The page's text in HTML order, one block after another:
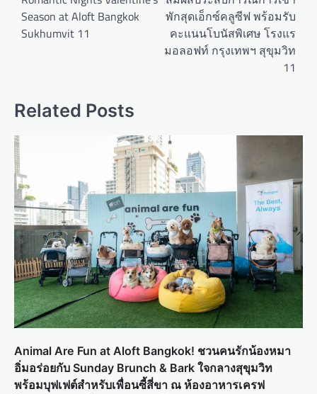
i
g
a
t
i
o
n
Season at Aloft Bangkok
Sukhumvit 11
พักสุดเอ็กซ์คลูซีฟ พร้อมรับ
คะแนนโบนัสพิเศษ โรงแร
มอลอฟท์ กรุงเทพฯ สุขุมวิท
11
Related Posts
Animal Are Fun at Aloft Bangkok! ชวนคนรักน้องหมา
อิ่มอร่อยกับ Sunday Brunch & Bark ใจกลางสุขุมวิท
พร้อมบุฟเฟต์สำหรับเพื่อนซี้สี่ขา ณ ห้องอาหารเครฟ